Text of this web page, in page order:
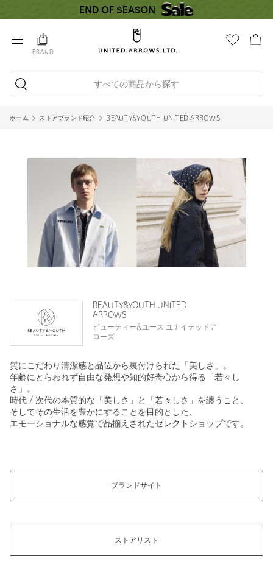
BRAND
すべての商品から探す
ホーム ストアブランド紹介 BEAUTY&YOUTH UNITED ARROWS
BEAUTY&YOUTH UNITED
ARROWS
ビューティー&ユース ユナイテッドア
ローズ
質にこだわり清潔感と品位から裏付けられた「美しさ」。
年齢にとらわれず自由な発想や知的好奇心から得る「若々し
さ」。
時代 / 次代の本質的な「美しさ」と「若々しさ」を纏うこと、
そしてその生活を豊かにすることを目的とした、
エモーショナルな感覚で品揃えされたセレクトショップです。
ブランドサイト
ストアリスト